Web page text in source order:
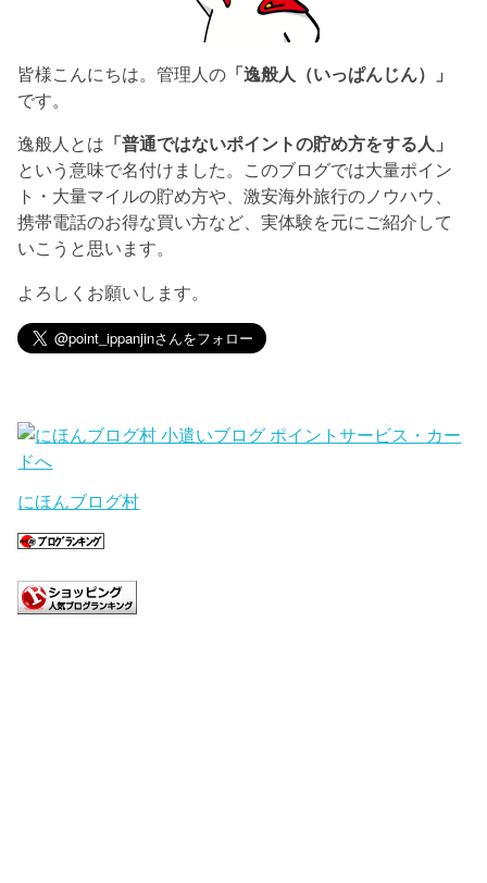
皆様こんにちは。管理人の 「逸般人（いっぱんじん）」
です。
逸般人とは 「普通ではないポイントの貯め方をする人」
という意味で名付けました。このブログでは大量ポイン
ト・大量マイルの貯め方や、激安海外旅行のノウハウ、
携帯電話のお得な買い方など、実体験を元にご紹介して
いこうと思います。
よろしくお願いします。
にほんブログ村